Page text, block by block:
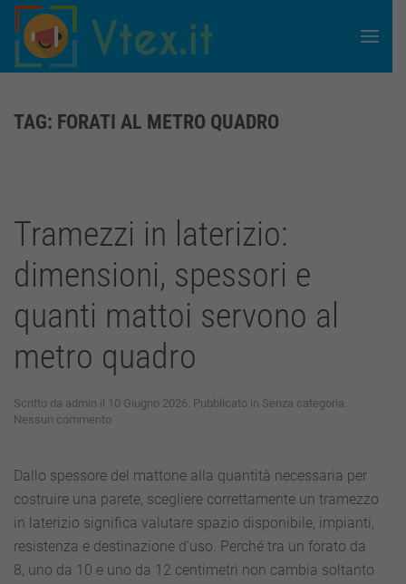
Skip to main content
TAG: FORATI AL METRO QUADRO
Tramezzi in laterizio:
dimensioni, spessori e
quanti mattoi servono al
metro quadro
Scritto da admin il 10 Giugno 2026. Pubblicato in Senza categoria.
Nessun commentosu
laterizio:
dimensioni,
spessori
e
mattoi
servono
Dallo spessore del mattone alla quantità necessaria per
costruire una parete, scegliere correttamente un tramezzo
in laterizio significa valutare spazio disponibile, impianti,
resistenza e destinazione d’uso. Perché tra un forato da
8, uno da 10 e uno da 12 centimetri non cambia soltanto